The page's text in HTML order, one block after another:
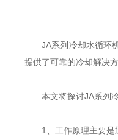
JA系列冷却水循环
提供了可靠的冷却解决方
本文将探讨JA系列冷
1、工作原理主要是通